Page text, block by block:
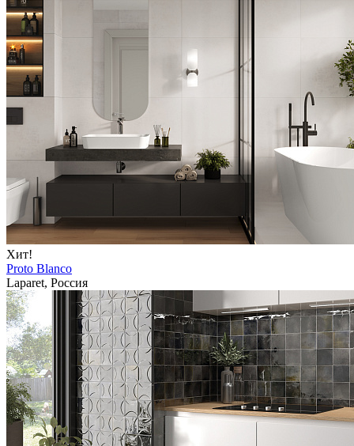
Хит!
Proto Blanco
Laparet, Россия